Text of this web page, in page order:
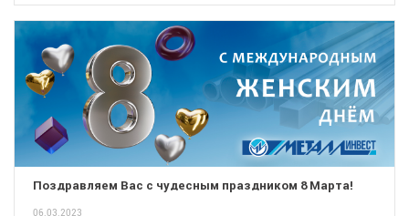
Поздравляем Вас с чудесным праздником 8 Марта!
06.03.2023